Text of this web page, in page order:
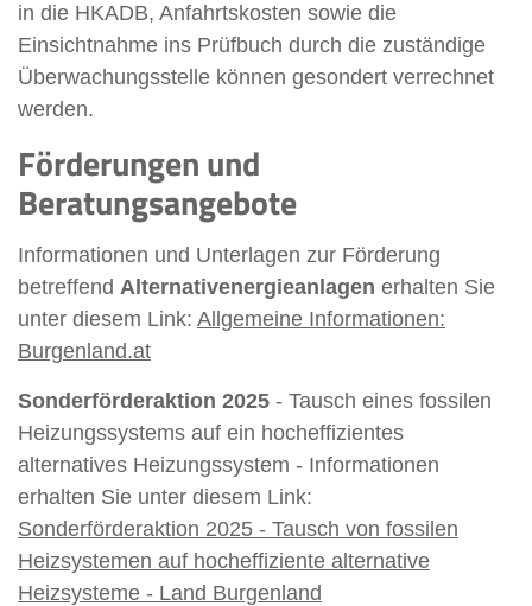
in die HKADB, Anfahrtskosten sowie die
Einsichtnahme ins Prüfbuch durch die zuständige
Überwachungsstelle können gesondert verrechnet
werden.
Förderungen und
Beratungsangebote
Informationen und Unterlagen zur Förderung
betreffend Alternativenergieanlagen erhalten Sie
unter diesem Link: Allgemeine Informationen:
Burgenland.at
Sonderförderaktion 2025 - Tausch eines fossilen
Heizungssystems auf ein hocheffizientes
alternatives Heizungssystem - Informationen
erhalten Sie unter diesem Link:
Sonderförderaktion 2025 - Tausch von fossilen
Heizsystemen auf hocheffiziente alternative
Heizsysteme - Land Burgenland